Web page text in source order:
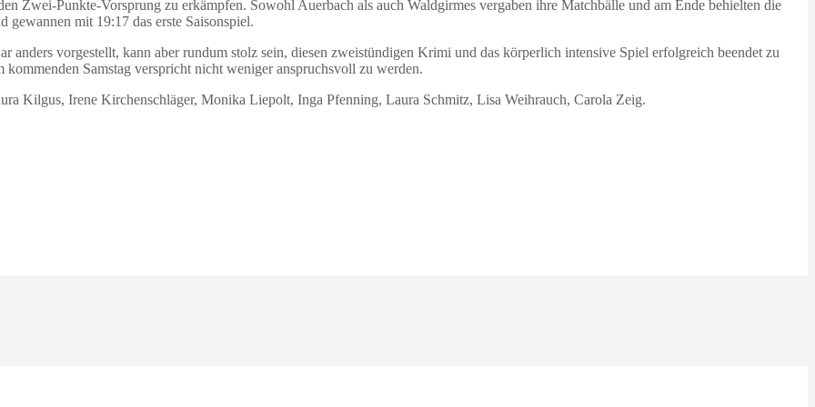
Zwei-Punkte-Vorsprung zu erkämpfen. Sowohl Auerbach als auch Waldgirmes vergaben ihre Matchbälle und am Ende behielten die
gewannen mit 19:17 das erste Saisonspiel.
anders vorgestellt, kann aber rundum stolz sein, diesen zweistündigen Krimi und das körperlich intensive Spiel erfolgreich beendet zu
Samstag verspricht nicht weniger anspruchsvoll zu werden.
Kilgus, Irene Kirchenschläger, Monika Liepolt, Inga Pfenning, Laura Schmitz, Lisa Weihrauch, Carola Zeig.